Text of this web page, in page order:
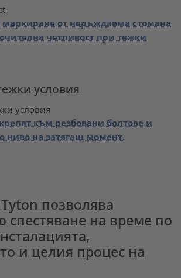
маркиране от неръждаема стомана
четливост при тежки
условия
към резбовани болтове и
ниво на затягащ момент.
позволява
спестяване на време по
и целия процес на